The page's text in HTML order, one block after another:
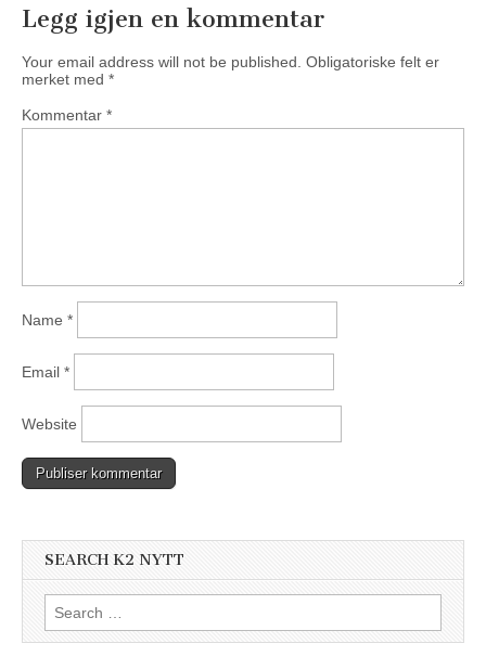
Legg igjen en kommentar
Your email address will not be published. Obligatoriske felt er
merket med *
Kommentar *
Name *
Email *
Website
SEARCH K2 NYTT
Search
for: